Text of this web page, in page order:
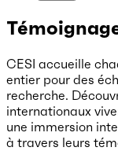
CESI accueille
entier pour des
recherche.
internationaux
une immersion
à travers leurs